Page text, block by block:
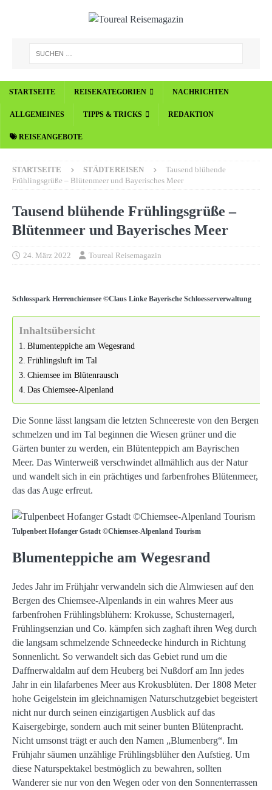
STARTSEITE REISEKATEGORIEN NACHRICHTEN
ALLGEMEINES TIPPS & TRICKS REDAKTION
REISEANGEBOTE
STARTSEITE STÄDTEREISEN
Tausend blühende
Frühlingsgrüße – Blütenmeer und Bayerisches Meer
Tausend blühende Frühlingsgrüße –
Blütenmeer und Bayerisches Meer
24. März 2022 Toureal Reisemagazin
Schlosspark Herrenchiemsee ©Claus Linke Bayerische Schloesserverwaltung
Inhaltsübersicht
Blumenteppiche am Wegesrand
Frühlingsluft im Tal
Chiemsee im Blütenrausch
Das Chiemsee-Alpenland
Die Sonne lässt langsam die letzten Schneereste von den Bergen
schmelzen und im Tal beginnen die Wiesen grüner und die
Gärten bunter zu werden, ein Blütenteppich am Bayrischen
Meer. Das Winterweiß verschwindet allmählich aus der Natur
und wandelt sich in ein prächtiges und farbenfrohes Blütenmeer,
das das Auge erfreut.
Tulpenbeet Hofanger Gstadt ©Chiemsee-Alpenland Tourism
Blumenteppiche am Wegesrand
Jedes Jahr im Frühjahr verwandeln sich die Almwiesen auf den
Bergen des Chiemsee-Alpenlands in ein wahres Meer aus
farbenfrohen Frühlingsblühern: Krokusse, Schusternagerl,
Frühlingsenzian und Co. kämpfen sich zaghaft ihren Weg durch
die langsam schmelzende Schneedecke hindurch in Richtung
Sonnenlicht. So verwandelt sich das Gebiet rund um die
Daffnerwaldalm auf dem Heuberg bei Nußdorf am Inn jedes
Jahr in ein lilafarbenes Meer aus Krokusblüten. Der 1808 Meter
hohe Geigelstein im gleichnamigen Naturschutzgebiet begeistert
nicht nur durch seinen einzigartigen Ausblick auf das
Kaisergebirge, sondern auch mit seiner bunten Blütenpracht.
Nicht umsonst trägt er auch den Namen „Blumenberg“. Im
Frühjahr säumen unzählige Frühlingsblüher den Aufstieg. Um
diese Naturspektakel bestmöglich zu bewahren, sollten
Wanderer sie nur von den Wegen oder von den Sonnenterrassen